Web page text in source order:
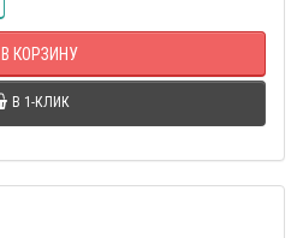
В КОРЗИНУ
В 1-КЛИК